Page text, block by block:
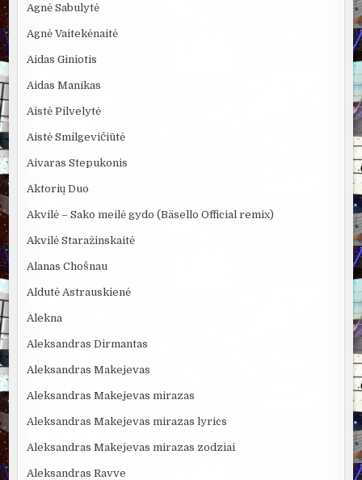
Agnė Sabulytė
Agnė Vaitekėnaitė
Aidas Giniotis
Aidas Manikas
Aistė Pilvelytė
Aistė Smilgevičiūtė
Aivaras Stepukonis
Aktorių Duo
Akvilė – Sako meilė gydo (Bäsello Official remix)
Akvilė Staražinskaitė
Alanas Chošnau
Aldutė Astrauskienė
Alekna
Aleksandras Dirmantas
Aleksandras Makejevas
Aleksandras Makejevas mirazas
Aleksandras Makejevas mirazas lyrics
Aleksandras Makejevas mirazas zodziai
Aleksandras Ravve